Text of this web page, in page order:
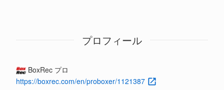
プロフィール
BoxRec プロ
https://boxrec.com/en/proboxer/1121387